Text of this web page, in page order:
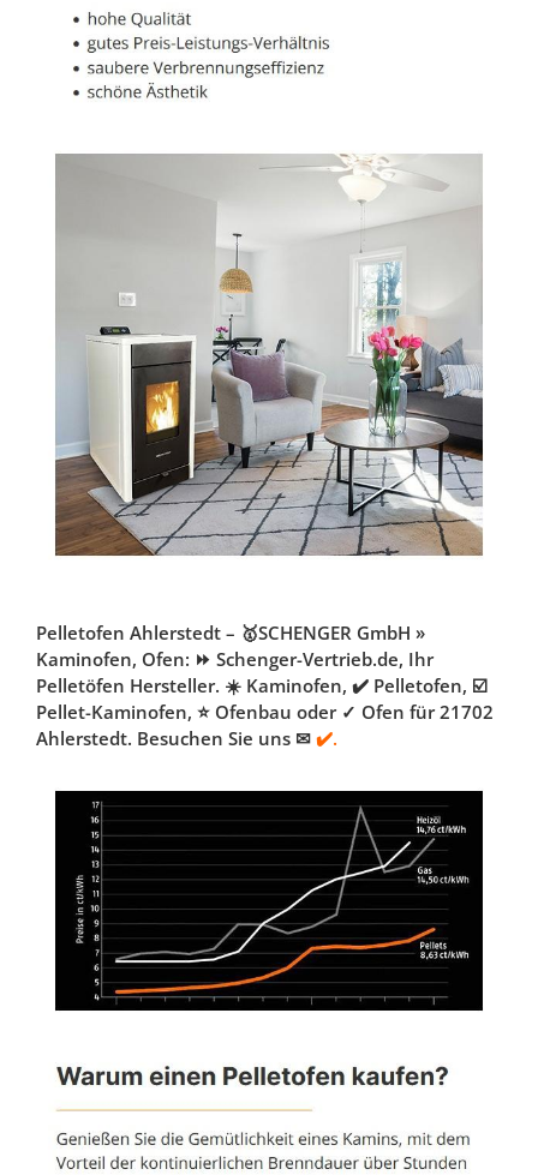
Pelletofen Ahlerstedt – 🥇SCHENGER GmbH »
Kaminofen, Ofen: ⏩ Schenger-Vertrieb.de, Ihr
Pelletöfen Hersteller. ☀️ Kaminofen, ✔️ Pelletofen, ☑️
Pellet-Kaminofen, ⭐ Ofenbau oder ✓ Ofen für 21702
Ahlerstedt. Besuchen Sie uns ✉ ✔️.